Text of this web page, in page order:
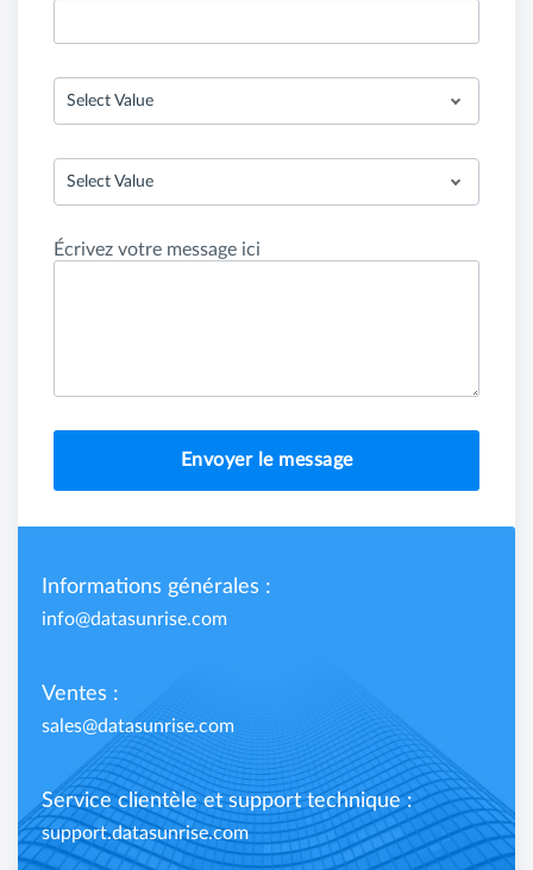
Select Value
Select Value
Écrivez votre message ici
Envoyer le message
Informations générales :
info@datasunrise.com
Ventes :
sales@datasunrise.com
Service clientèle et support technique :
support.datasunrise.com